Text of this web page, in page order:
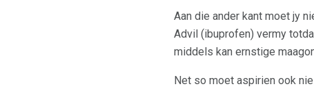
Aan die ander kant moet jy
Advil (ibuprofen) vermy
middels kan ernstige
Net so moet aspirien ook